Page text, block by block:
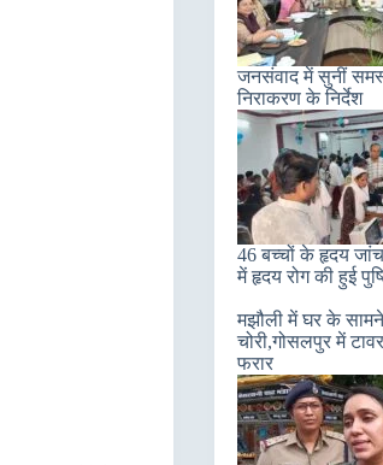
जनसंवाद में सुनीं
निराकरण के निर्देश
46 बच्चों के हृदय जांच
में हृदय रोग की हुई
मझौली में घर के
चोरी,गोसलपुर में
फरार